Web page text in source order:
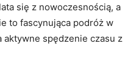
się z nowoczesnością, a
to fascynująca podróż w
aktywne spędzenie czasu ​z